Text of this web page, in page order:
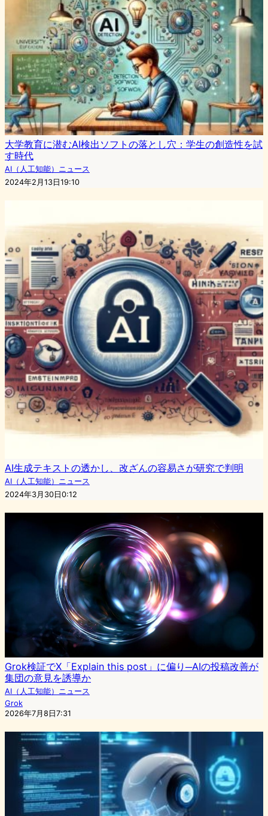
大学教育に潜むAI検出ソフトの落とし穴：学生の創造性を試
す時代
AI（人工知能）ニュース
2024年2月13日19:10
AI生成テキストの透かし、改ざんの容易さが研究で判明
AI（人工知能）ニュース
2024年3月30日0:12
Grok検証でX「Explain this post」に偏り─AIの投稿改善が
集団の意見を誘導か
AI（人工知能）ニュース
Grok
2026年7月8日7:31